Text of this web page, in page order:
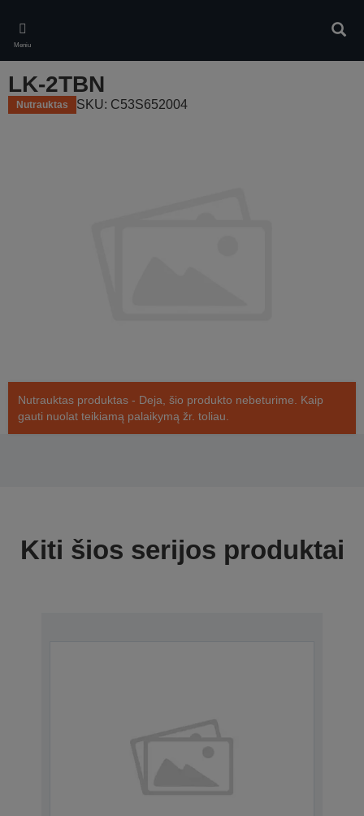
main
content
Meniu
LK-2TBN
Nutrauktas SKU: C53S652004
Nutrauktas produktas - Deja, šio produkto nebeturime. Kaip
gauti nuolat teikiamą palaikymą žr. toliau.
Kiti šios serijos produktai